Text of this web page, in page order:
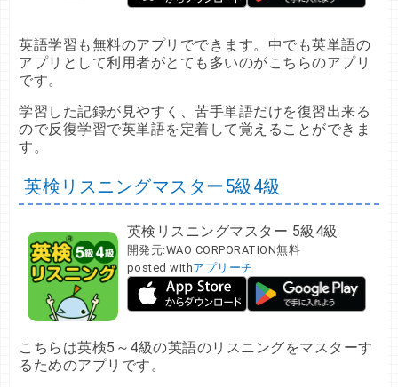
英語学習も無料のアプリでできます。中でも英単語の
アプリとして利用者がとても多いのがこちらのアプリ
です。
学習した記録が見やすく、苦手単語だけを復習出来る
ので反復学習で英単語を定着して覚えることができま
す。
英検リスニングマスター5級4級
英検リスニングマスター 5級4級
開発元:WAO CORPORATION無料
posted withアプリーチ
こちらは英検5～4級の英語のリスニングをマスターす
るためのアプリです。